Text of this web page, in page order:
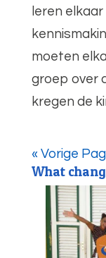
leren
moeten
groep over
kregen de
« Vorige
What